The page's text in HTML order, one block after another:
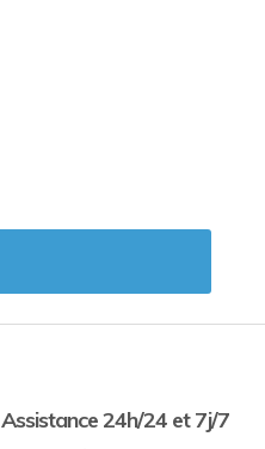
Assistance 24h/24 et 7j/7